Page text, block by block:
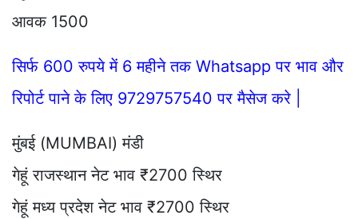
आवक 1500
सिर्फ 600 रुपये में 6 महीने तक Whatsapp पर भाव और
रिपोर्ट पाने के लिए 9729757540 पर मैसेज करे |
मुंबई (MUMBAI) मंडी
गेहूं राजस्थान नेट भाव ₹2700 स्थिर
गेहूं मध्य प्रदेश नेट भाव ₹2700 स्थिर